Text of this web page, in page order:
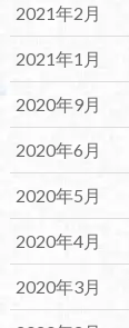
2021年2月
2021年1月
2020年9月
2020年6月
2020年5月
2020年4月
2020年3月